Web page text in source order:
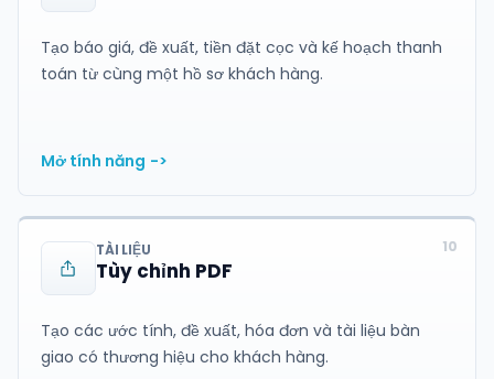
Tạo báo giá, đề xuất, tiền đặt cọc và kế hoạch thanh
toán từ cùng một hồ sơ khách hàng.
Mở tính năng ->
10
TÀI LIỆU
Tùy chỉnh PDF
Tạo các ước tính, đề xuất, hóa đơn và tài liệu bàn
giao có thương hiệu cho khách hàng.